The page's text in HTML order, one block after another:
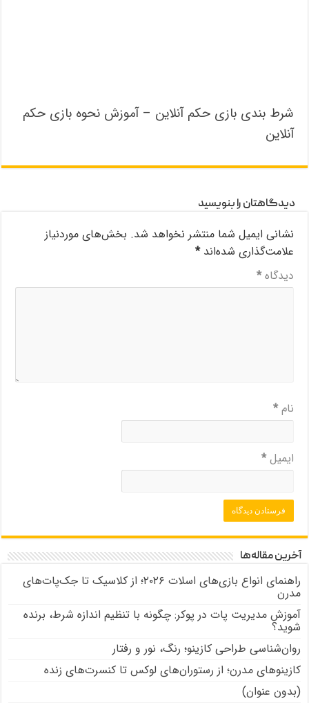
شرط بندی بازی حکم آنلاین – آموزش نحوه بازی حکم
آنلاین
دیدگاهتان را بنویسید
نشانی ایمیل شما منتشر نخواهد شد. بخش‌های موردنیاز
علامت‌گذاری شده‌اند*
دیدگاه*
نام*
ایمیل*
آخرین مقاله‌ها
راهنمای انواع بازی‌های اسلات ۲۰۲۶؛ از کلاسیک تا جک‌پات‌های
مدرن
آموزش مدیریت پات در پوکر: چگونه با تنظیم اندازه شرط، برنده
شوید؟
روان‌شناسی طراحی کازینو؛ رنگ، نور و رفتار
کازینوهای مدرن؛ از رستوران‌های لوکس تا کنسرت‌های زنده
(بدون عنوان)